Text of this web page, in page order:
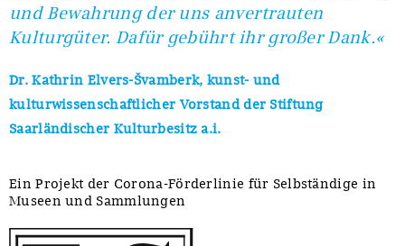
und Bewahrung der uns anvertrauten
Kulturgüter. Dafür gebührt ihr großer Dank.«
Dr. Kathrin Elvers-Švamberk, kunst- und
kulturwissenschaftlicher Vorstand der Stiftung
Saarländischer Kulturbesitz a.i.
Ein Projekt der Corona-Förderlinie für Selbständige in
Museen und Sammlungen